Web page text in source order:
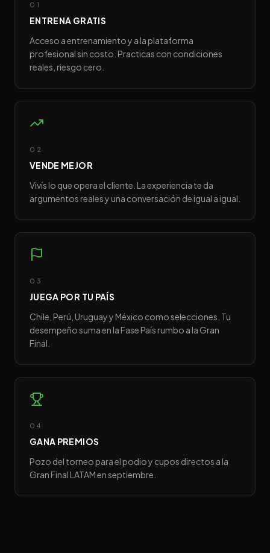
01
ENTRENA GRATIS
Acceso a entrenamiento y a la plataforma
profesional sin costo. Practicas con condiciones
reales, riesgo cero.
02
VENDE MEJOR
Vivís lo que opera el cliente. La experiencia te da
argumentos reales y una conversación de igual a igual.
03
JUEGA POR TU PAÍS
Chile, Perú, Uruguay y México como selecciones. Tu
desempeño suma en la Fase País rumbo a la Gran
Final.
04
GANA PREMIOS
Pozo del torneo para el podio y cupos directos a la
Gran Final LATAM en septiembre.